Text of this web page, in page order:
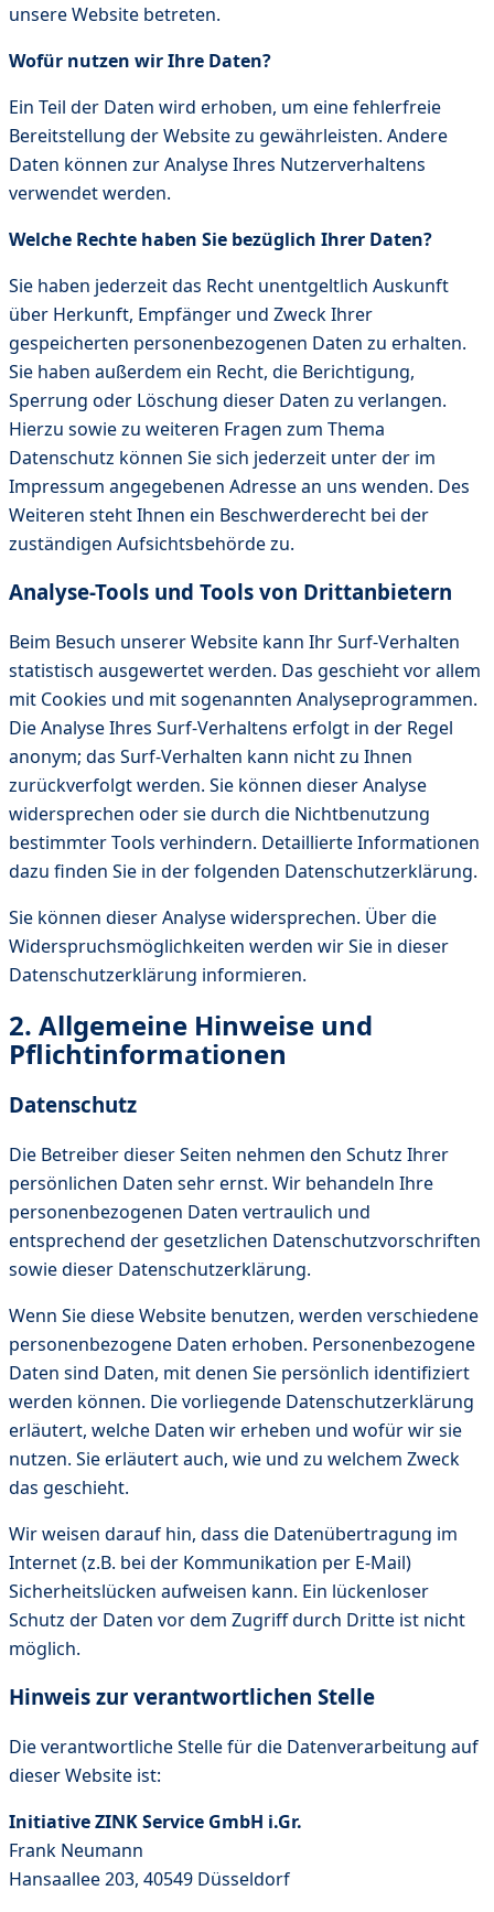
unsere Website betreten.
Wofür nutzen wir Ihre Daten?
Ein Teil der Daten wird erhoben, um eine fehlerfreie
Bereitstellung der Website zu gewährleisten. Andere
Daten können zur Analyse Ihres Nutzerverhaltens
verwendet werden.
Welche Rechte haben Sie bezüglich Ihrer Daten?
Sie haben jederzeit das Recht unentgeltlich Auskunft
über Herkunft, Empfänger und Zweck Ihrer
gespeicherten personenbezogenen Daten zu erhalten.
Sie haben außerdem ein Recht, die Berichtigung,
Sperrung oder Löschung dieser Daten zu verlangen.
Hierzu sowie zu weiteren Fragen zum Thema
Datenschutz können Sie sich jederzeit unter der im
Impressum angegebenen Adresse an uns wenden. Des
Weiteren steht Ihnen ein Beschwerderecht bei der
zuständigen Aufsichtsbehörde zu.
Analyse-Tools und Tools von Drittanbietern
Beim Besuch unserer Website kann Ihr Surf-Verhalten
statistisch ausgewertet werden. Das geschieht vor allem
mit Cookies und mit sogenannten Analyseprogrammen.
Die Analyse Ihres Surf-Verhaltens erfolgt in der Regel
anonym; das Surf-Verhalten kann nicht zu Ihnen
zurückverfolgt werden. Sie können dieser Analyse
widersprechen oder sie durch die Nichtbenutzung
bestimmter Tools verhindern. Detaillierte Informationen
dazu finden Sie in der folgenden Datenschutzerklärung.
Sie können dieser Analyse widersprechen. Über die
Widerspruchsmöglichkeiten werden wir Sie in dieser
Datenschutzerklärung informieren.
2. Allgemeine Hinweise und
Pflichtinformationen
Datenschutz
Die Betreiber dieser Seiten nehmen den Schutz Ihrer
persönlichen Daten sehr ernst. Wir behandeln Ihre
personenbezogenen Daten vertraulich und
entsprechend der gesetzlichen Datenschutzvorschriften
sowie dieser Datenschutzerklärung.
Wenn Sie diese Website benutzen, werden verschiedene
personenbezogene Daten erhoben. Personenbezogene
Daten sind Daten, mit denen Sie persönlich identifiziert
werden können. Die vorliegende Datenschutzerklärung
erläutert, welche Daten wir erheben und wofür wir sie
nutzen. Sie erläutert auch, wie und zu welchem Zweck
das geschieht.
Wir weisen darauf hin, dass die Datenübertragung im
Internet (z.B. bei der Kommunikation per E-Mail)
Sicherheitslücken aufweisen kann. Ein lückenloser
Schutz der Daten vor dem Zugriff durch Dritte ist nicht
möglich.
Hinweis zur verantwortlichen Stelle
Die verantwortliche Stelle für die Datenverarbeitung auf
dieser Website ist:
Initiative ZINK Service GmbH i.Gr.
Frank Neumann
Hansaallee 203, 40549 Düsseldorf